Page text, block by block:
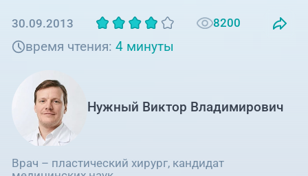
Пациентам
PreventAGE
+7 (7142) 927-003
Справочный телефон для
жителей Казахстана
30.09.2013 8200
время чтения:4 минуты
Нужный Виктор Владимирович
Врач – пластический хирург, кандидат